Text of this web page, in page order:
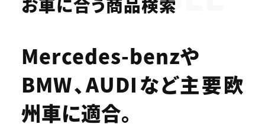
Mercedes-benzや
BMW、AUDIなど主要欧
州車に適合。